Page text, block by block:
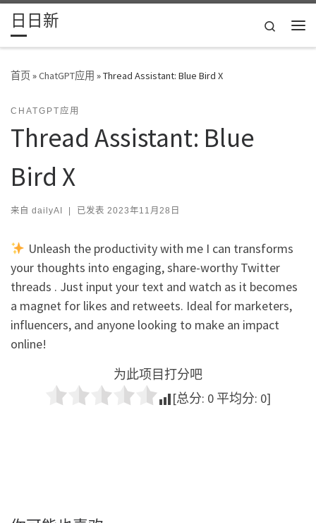
Skip to content
日日新
Search
首页»ChatGPT应用 »Thread Assistant: Blue Bird X
CHATGPT应用
Thread Assistant: Blue
Bird X
来自 dailyAI | 已发表 2023年11月28日
Unleash the productivity with me I can transforms
your thoughts into engaging, share-worthy Twitter
threads . Just input your text and watch as it becomes
a magnet for likes and retweets. Ideal for marketers,
influencers, and anyone looking to make an impact
online!
为此项目打分吧
[总分: 0 平均分: 0]